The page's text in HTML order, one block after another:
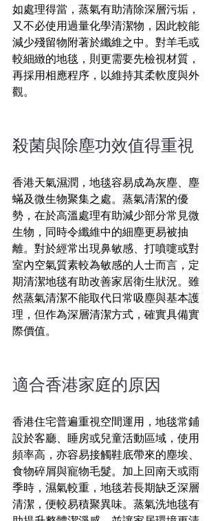
如處理得當，蒸氣有助清除深層污垢，
又不必使用過量化學清潔物，因此較能
減少殘留物附著於纖維之中。對羊毛或
較細緻的地毯，則更需要先檢視材質，
再採用相應程序，以維持其柔軟度與外
觀。
殺菌與除塵功效值得重視
香港天氣濕潤，地毯容易成為灰塵、塵
蟎及微生物聚集之處。蒸氣清潔的優
勢，在於高溫處理有助減少部分常見微
生物，同時令纖維中的細塵更易被抽
離。對於經常出現鼻敏感、打噴嚏或對
室內空氣質素較為敏感的人士而言，定
期清潔地毯有助改善家居衛生狀況。雖
然蒸氣清潔不能取代日常吸塵與基本護
理，但作為深層清潔方式，確實具備實
際價值。
適合香港家庭的原因
香港住宅普遍重視空間運用，地毯常鋪
設於客廳、睡房或兒童活動區域，使用
頻率高，亦容易接觸鞋底帶來的塵埃、
食物碎屑與寵物毛髮。加上回南天或雨
季時，濕氣較重，地毯若長期缺乏深層
清潔，便較易積聚異味。蒸氣洗地毯有